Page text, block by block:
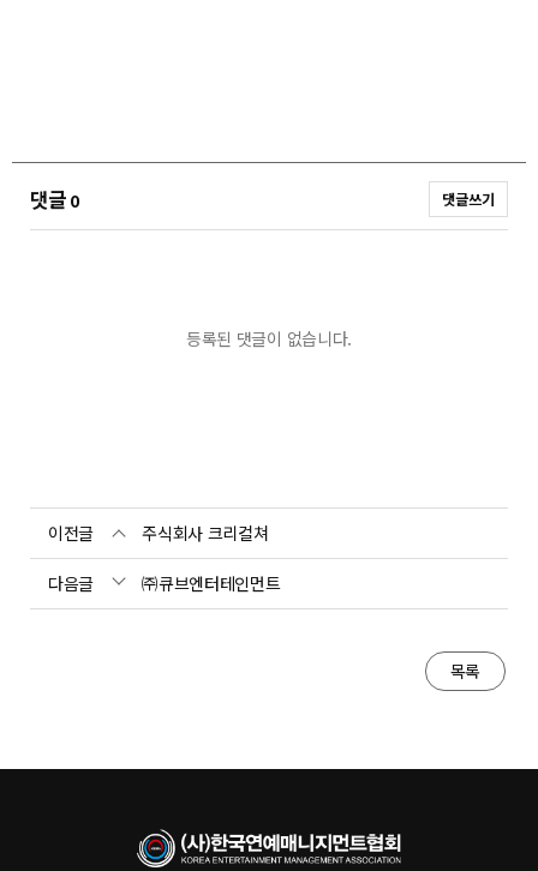
댓글0 댓글쓰기
등록된 댓글이 없습니다.
이전글 주식회사 크리컬쳐
다음글 ㈜큐브엔터테인먼트
목록